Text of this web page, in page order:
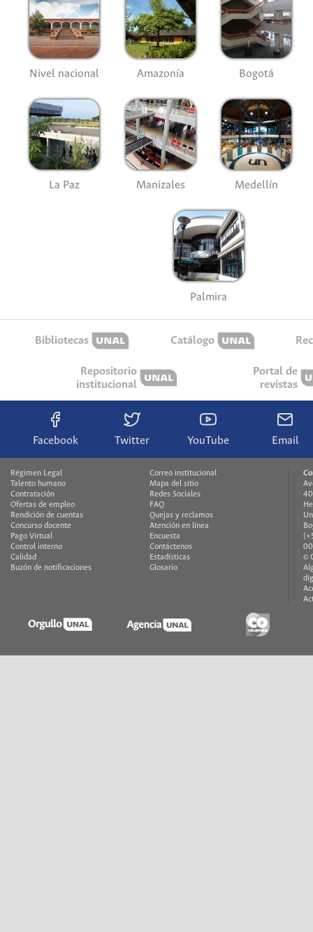
Nivel nacional Amazonía Bogotá
La Paz Manizales Medellín
Palmira
Bibliotecas Catálogo
Repositorio
institucional
Portal de
revistas
Facebook Twitter YouTube Email
Régimen Legal
Talento humano
Contratación
Ofertas de empleo
Rendición de cuentas
Concurso docente
Pago Virtual
Control interno
Calidad
Buzón de notificaciones
Correo institucional
Mapa del sitio
Redes Sociales
FAQ
Quejas y reclamos
Atención en línea
Encuesta
Contáctenos
Estadísticas
Glosario
©